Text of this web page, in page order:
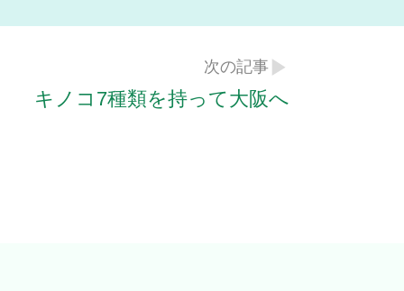
次の記事
キノコ7種類を持って大阪へ